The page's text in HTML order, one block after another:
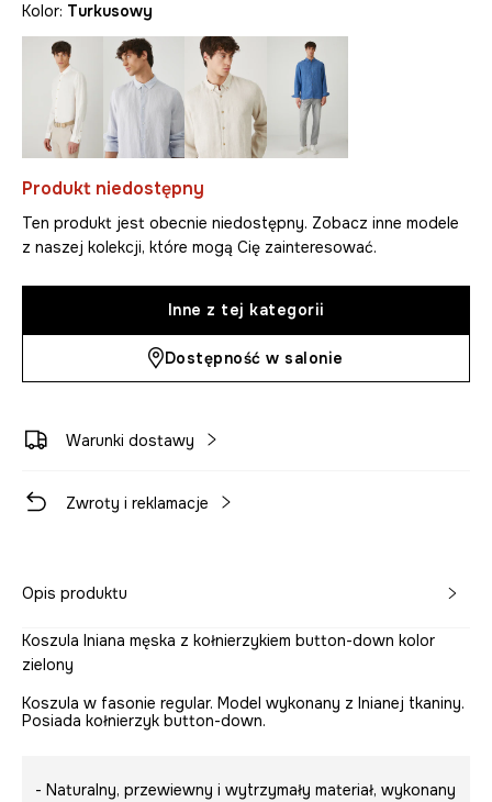
Kolor: turkusowy
Produkt niedostępny
Ten produkt jest obecnie niedostępny. Zobacz inne modele
z naszej kolekcji, które mogą Cię zainteresować.
Inne z tej kategorii
Dostępność w salonie
Warunki dostawy
Zwroty i reklamacje
Opis produktu
Koszula lniana męska z kołnierzykiem button-down kolor
zielony
Koszula w fasonie regular. Model wykonany z lnianej tkaniny.
Posiada kołnierzyk button-down.
- Naturalny, przewiewny i wytrzymały materiał, wykonany